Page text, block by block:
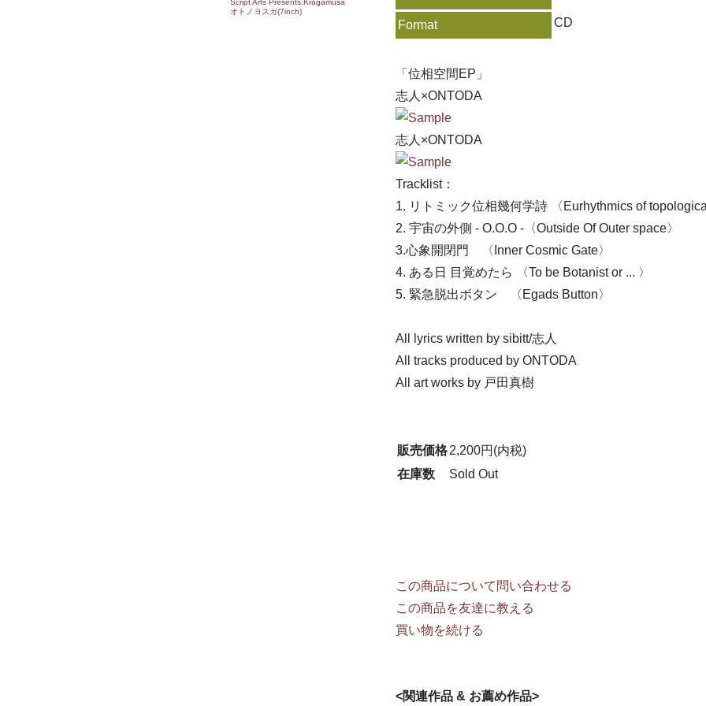
Script Arts Presents:Kragamusa
オトノヨスガ(7inch)
Format CD
「位相空間EP」
志人×ONTODA
志人×ONTODA
Tracklist：
1. リトミック位相幾何学詩 〈Eurhythmics of
2. 宇宙の外側 - O.O.O -〈Outside Of Outer space〉
3.心象開閉門 〈Inner Cosmic Gate〉
4. ある日 目覚めたら 〈To be Botanist or ... 〉
5. 緊急脱出ボタン 〈Egads Button〉
All lyrics written by sibitt/志人
All tracks produced by ONTODA
All art works by 戸田真樹
販売価格2,200円(内税)
在庫数
Sold Out
この商品について問い合わせる
この商品を友達に教える
買い物を続ける
<関連作品 & お薦め作品>